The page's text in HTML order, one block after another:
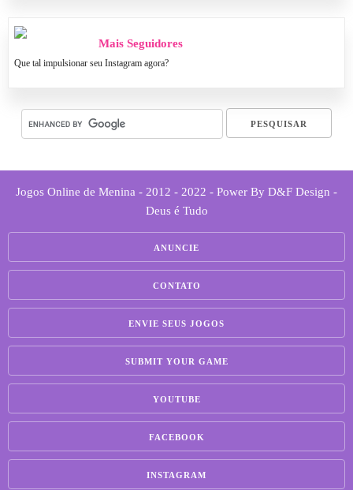
Mais Seguidores
Que tal impulsionar seu Instagram agora?
Jogos Online de Menina - 2012 - 2022 - Power By D&F Design -
Deus é Tudo
ANUNCIE
CONTATO
ENVIE SEUS JOGOS
SUBMIT YOUR GAME
YOUTUBE
FACEBOOK
INSTAGRAM